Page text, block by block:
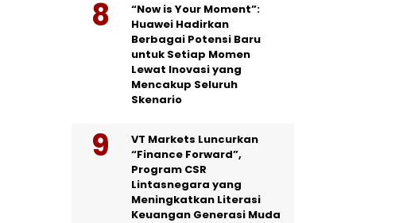
“Now is Your Moment”:
Huawei Hadirkan
Berbagai Potensi Baru
untuk Setiap Momen
Lewat Inovasi yang
Mencakup Seluruh
Skenario
VT Markets Luncurkan
“Finance Forward”,
Program CSR
Lintasnegara yang
Meningkatkan Literasi
Keuangan Generasi Muda